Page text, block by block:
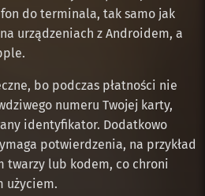
do terminala, tak samo jak
urządzeniach z Androidem, a
bo podczas płatności nie
numeru Twojej karty,
identyfikator. Dodatkowo
potwierdzenia, na przykład
twarzy lub kodem, co chroni
użyciem.